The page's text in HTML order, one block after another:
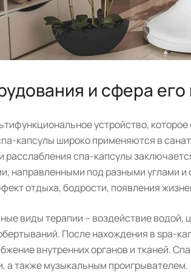
и сфера
устройство,
капсулы широко применяются в
спа-капсулы
направленными под разными углами
отдыха, бодрости, появления
виды терапии – воздействие
После нахождения в spa-
внутренних органов и тканей.
а также музыкальным проигрывателем.